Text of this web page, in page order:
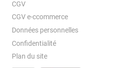
CGV
CGV e-ccommerce
Données personnelles
Confidentialité
Plan du site